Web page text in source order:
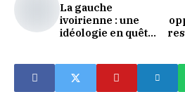
La gauche
ivoirienne : une
idéologie en quête